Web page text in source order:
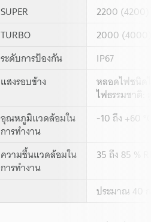
SUPER
2200 (4200)
TURBO
2000 (4000)
ระดับการป้องกัน
IP67
แสงรอบข้าง
หลอดไฟชนิด
ไฟธรรมชาติ:
อุณหภูมิแวดล้อมใน
การทำงาน
-10 ถึง +60
ความชื้นแวดล้อมใน
การทำงาน
35 ถึง 85 %
ประมาณ 40